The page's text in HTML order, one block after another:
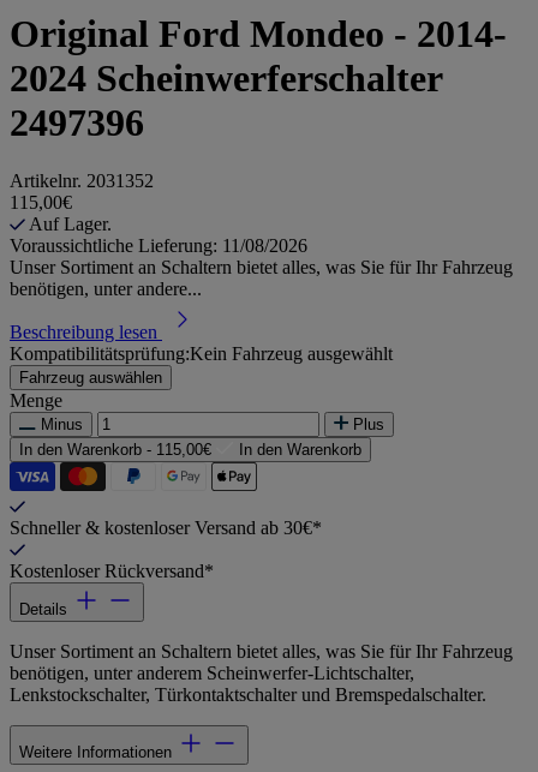
Original Ford Mondeo - 2014-
2024 Scheinwerferschalter
2497396
Artikelnr. 2031352
115,00€
Auf Lager.
Voraussichtliche Lieferung: 11/08/2026
Unser Sortiment an Schaltern bietet alles, was Sie für Ihr Fahrzeug
benötigen, unter andere...
Beschreibung lesen
Kompatibilitätsprüfung:Kein Fahrzeug ausgewählt
Fahrzeug auswählen
Menge
Minus
Plus
In den Warenkorb - 115,00€ In den Warenkorb
Schneller & kostenloser Versand ab 30€*
Kostenloser Rückversand*
Details
Unser Sortiment an Schaltern bietet alles, was Sie für Ihr Fahrzeug
benötigen, unter anderem Scheinwerfer-Lichtschalter,
Lenkstockschalter, Türkontaktschalter und Bremspedalschalter.
Weitere Informationen